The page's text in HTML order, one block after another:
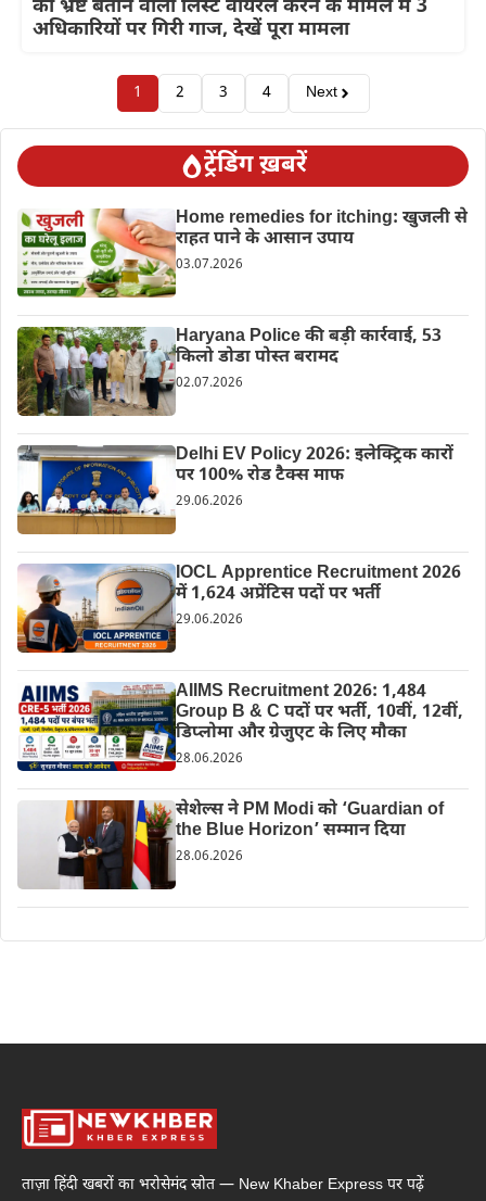
को भ्रष्ट बताने वाली लिस्ट वायरल करने के मामले में 3
अधिकारियों पर गिरी गाज, देखें पूरा मामला
1 2 3 4 Next
ट्रेंडिंग ख़बरें
Home remedies for itching: खुजली से
राहत पाने के आसान उपाय
03.07.2026
Haryana Police की बड़ी कार्रवाई, 53
किलो डोडा पोस्त बरामद
02.07.2026
Delhi EV Policy 2026: इलेक्ट्रिक कारों
पर 100% रोड टैक्स माफ
29.06.2026
IOCL Apprentice Recruitment 2026
में 1,624 अप्रेंटिस पदों पर भर्ती
29.06.2026
AIIMS Recruitment 2026: 1,484
Group B & C पदों पर भर्ती, 10वीं, 12वीं,
डिप्लोमा और ग्रेजुएट के लिए मौका
28.06.2026
सेशेल्स ने PM Modi को ‘Guardian of
the Blue Horizon’ सम्मान दिया
28.06.2026
ताज़ा हिंदी खबरों का भरोसेमंद स्रोत — New Khaber Express पर पढ़ें